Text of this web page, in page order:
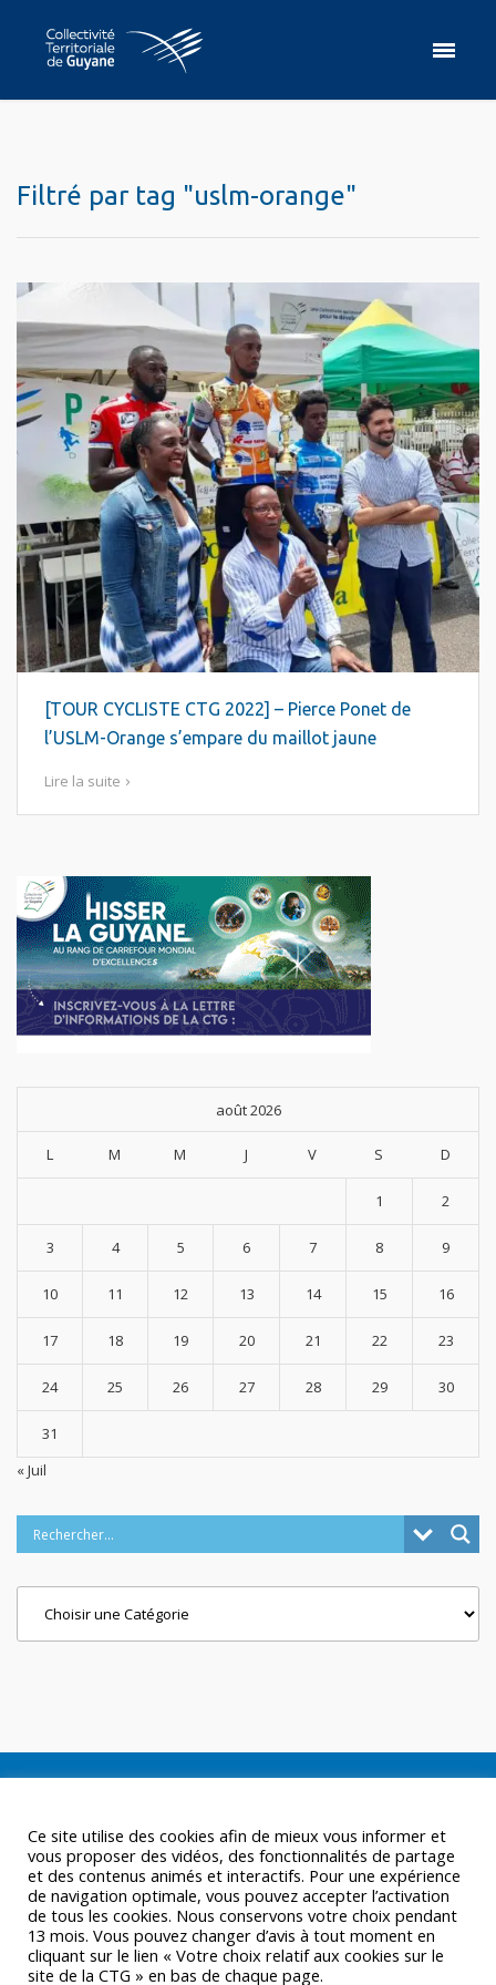
Filtré par tag "uslm-orange"
[TOUR CYCLISTE CTG 2022] – Pierce Ponet de
l’USLM-Orange s’empare du maillot jaune
Lire la suite
août 2026
L M M J V S D
1 2
3 4 5 6 7 8 9
10 11 12 13 14 15 16
17 18 19 20 21 22 23
24 25 26 27 28 29 30
31
« Juil
Ce site utilise des cookies afin de mieux vous informer et
vous proposer des vidéos, des fonctionnalités de partage
et des contenus animés et interactifs. Pour une expérience
de navigation optimale, vous pouvez accepter l’activation
de tous les cookies. Nous conservons votre choix pendant
13 mois. Vous pouvez changer d’avis à tout moment en
cliquant sur le lien « Votre choix relatif aux cookies sur le
site de la CTG » en bas de chaque page.